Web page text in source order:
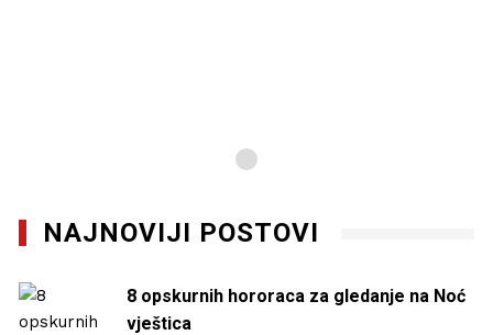
NAJNOVIJI POSTOVI
8 opskurnih hororaca za gledanje na Noć
vještica